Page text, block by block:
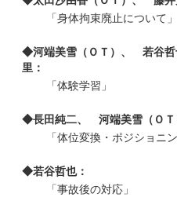
「身体拘束廃止について」
◆河端美雪（ＯＴ）、 若谷
里：
「体験学習」
◆長田純二、 河端美雪（ＯＴ
「体位変換・ポジショニン
◆若谷哲也：
「事故後の対応」